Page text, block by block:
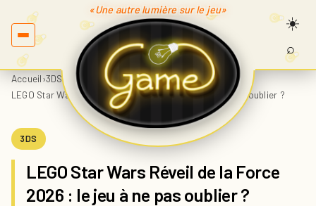
«Une autre lumière sur le jeu»
Game.fr
⌕
Accueil›3DS›
LEGO Star Wars Réveil de la Force 2026 : le jeu à ne pas oublier ?
3DS
LEGO Star Wars Réveil de la Force
2026 : le jeu à ne pas oublier ?